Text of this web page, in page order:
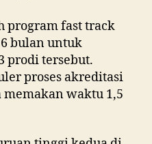
program fast track
bulan untuk
prodi tersebut.
proses akreditasi
waktu 1,5